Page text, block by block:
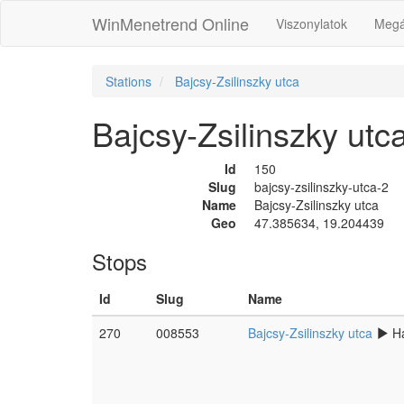
WinMenetrend Online Viszonylatok
Stations Bajcsy-Zsilinszky utca
Bajcsy-Zsilinszky
Id
150
Slug
bajcsy-zsilinszky-utca-2
Name
Bajcsy-Zsilinszky utca
Geo
47.385634, 19.204439
Stops
Id Slug
Name
270
008553 Bajcsy-Zsilinszky utca